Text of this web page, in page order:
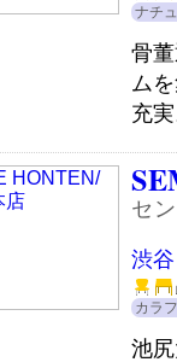
ナチ
骨
ム
充
セ
渋谷
カラ
池